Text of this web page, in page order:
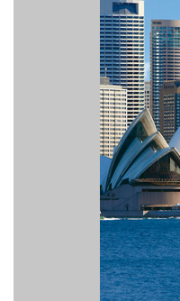
> Seuls 5
> Achetez vos
> Option Assurance : Si
> Paiement en